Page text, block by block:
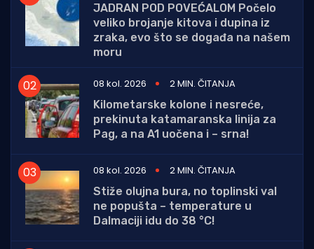
JADRAN POD POVEĆALOM Počelo
veliko brojanje kitova i dupina iz
zraka, evo što se događa na našem
moru
08 kol. 2026
2 MIN. ČITANJA
Kilometarske kolone i nesreće,
prekinuta katamaranska linija za
Pag, a na A1 uočena i – srna!
08 kol. 2026
2 MIN. ČITANJA
Stiže olujna bura, no toplinski val
ne popušta – temperature u
Dalmaciji idu do 38 °C!